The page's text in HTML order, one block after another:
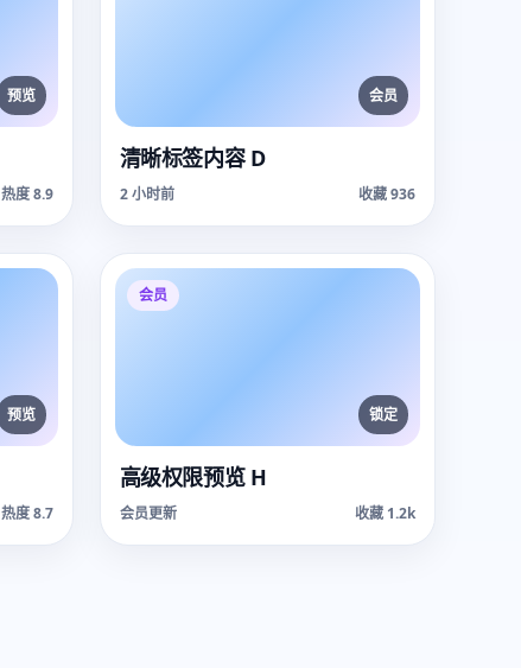
预览
热度 8.9
会员
清晰标签内容 D
2 小时前 收藏 936
预览
热度 8.7
会员
锁定
高级权限预览 H
会员更新 收藏 1.2k